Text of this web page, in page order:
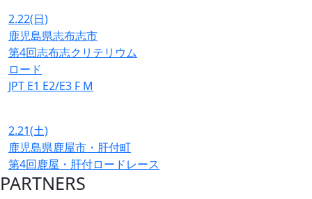
2.22(日)
鹿児島県志布志市
第4回志布志クリテリウム
ロード
JPT E1 E2/E3 F M
2.21(土)
鹿児島県鹿屋市・肝付町
第4回鹿屋・肝付ロードレース
PARTNERS